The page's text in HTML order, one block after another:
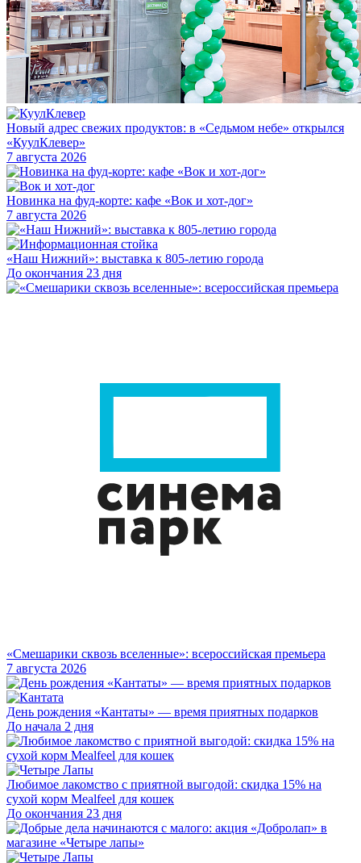
Новый адрес свежих продуктов: в «Седьмом небе» открылся
«КуулКлевер»
7 августа 2026
Новинка на фуд-корте: кафе «Вок и хот-дог»
7 августа 2026
«Наш Нижний»: выставка к 805-летию города
До окончания 23 дня
«Смешарики сквозь вселенные»: всероссийская премьера
7 августа 2026
День рождения «Кантаты» — время приятных подарков
До начала 2 дня
Любимое лакомство с приятной выгодой: скидка 15% на
сухой корм Mealfeel для кошек
До окончания 23 дня